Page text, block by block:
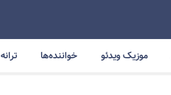
موزیک ویدئو خواننده‌ها ترانه